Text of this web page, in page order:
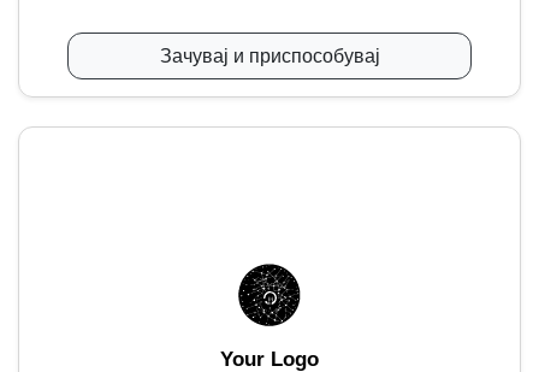
Зачувај и приспособувај
Your Logo